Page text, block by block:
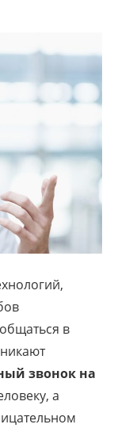
в
звонок на
а